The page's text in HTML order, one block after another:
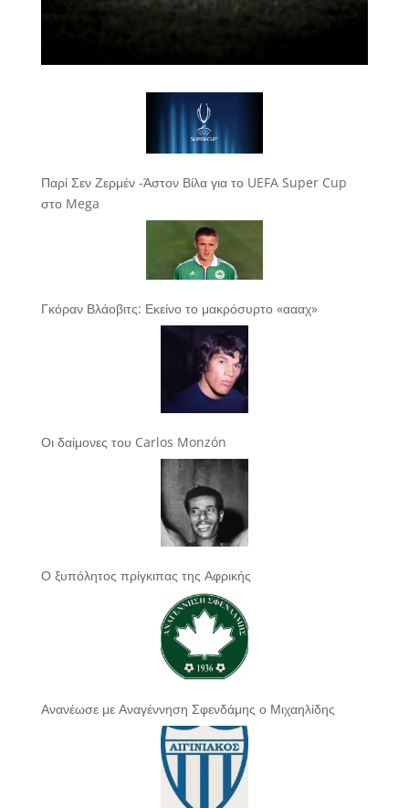
Παρί Σεν Ζερμέν -Άστον Βίλα για το UEFA Super Cup
στο Mega
Γκόραν Βλάοβιτς: Εκείνο το μακρόσυρτο «αααχ»
Οι δαίμονες του Carlos Monzón
Ο ξυπόλητος πρίγκιπας της Αφρικής
Ανανέωσε με Αναγέννηση Σφενδάμης ο Μιχαηλίδης